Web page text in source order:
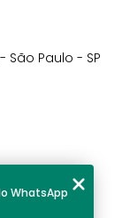
São Paulo - SP
WhatsApp